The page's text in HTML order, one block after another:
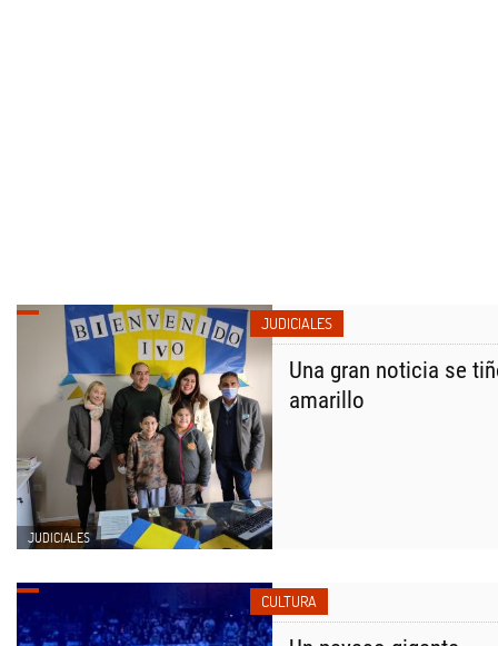
JUDICIALES
JUDICIALES
Una gran noticia se
amarillo
CULTURA